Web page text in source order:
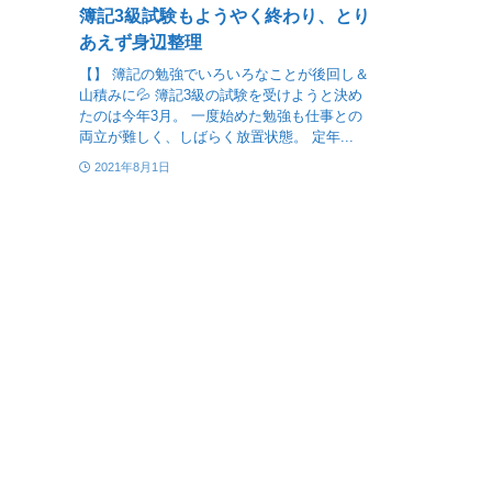
簿記3級試験もようやく終わり、とり
あえず身辺整理
【】 簿記の勉強でいろいろなことが後回し＆
山積みに💦 簿記3級の試験を受けようと決め
たのは今年3月。 一度始めた勉強も仕事との
両立が難しく、しばらく放置状態。 定年...
2021年8月1日